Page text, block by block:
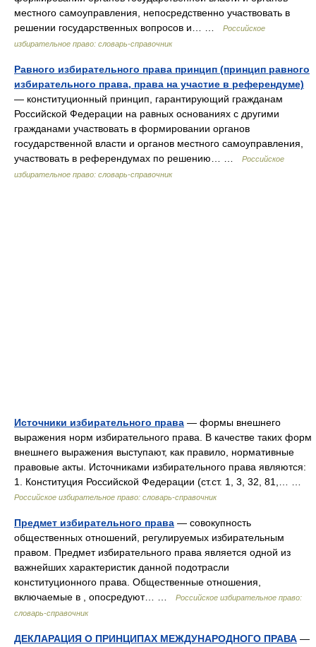
местного самоуправления, непосредственно участвовать в
решении государственных вопросов и… …
Российское
избирательное право: словарь-справочник
Равного избирательного права принцип (принцип равного
избирательного права, права на участие в референдуме)
— конституционный принцип, гарантирующий гражданам
Российской Федерации на равных основаниях с другими
гражданами участвовать в формировании органов
государственной власти и органов местного самоуправления,
участвовать в референдумах по решению… …
Российское
избирательное право: словарь-справочник
Источники избирательного права — формы внешнего
выражения норм избирательного права. В качестве таких форм
внешнего выражения выступают, как правило, нормативные
правовые акты. Источниками избирательного права являются:
1. Конституция Российской Федерации (ст.ст. 1, 3, 32, 81,… …
Российское избирательное право: словарь-справочник
Предмет избирательного права — совокупность
общественных отношений, регулируемых избирательным
правом. Предмет избирательного права является одной из
важнейших характеристик данной подотрасли
конституционного права. Общественные отношения,
включаемые в , опосредуют… …
Российское избирательное право:
словарь-справочник
ДЕКЛАРАЦИЯ О ПРИНЦИПАХ МЕЖДУНАРОДНОГО ПРАВА —